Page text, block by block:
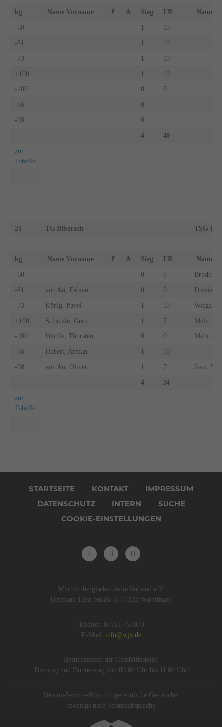
kg Name Vorname F A Sieg UB Name
-60 1 10
-81 1 10
-73 1 10
+100 1 10
-100 0 0
-66 0
-90 0
4 40
zur
Tabelle
21 TG Biberach TSG
kg Name Vorname F A Sieg UB Name
-60 0 0 Brodocz,
-81 von Au, Fabian 0 0
-73 König, Pavel 1 10
+100 Schänzle, Gero 1 7 Meli,
-100 Wölfle, Thorsten 0 0
-66 Hubert, Arman 1 10
-90 von Au, Oliver 1 7 Jaax,
4 34
zur
Tabelle
überspringenSTARTSEITE KONTAKT
IMPRESSUM
DATENSCHUTZ
INTERN
SUCHE
COOKIE-EINSTELLUNGEN
Württembergischer Judo-Verband e.V.
Hermann-Hess-Straße 8, 71332 Waiblingen
Telefon: 07151 / 51973
E-Mail: info@wjv.de
Besuchszeiten der Geschäftsstelle:
Dienstag und Donnerstag von 09:00 Uhr bis 11:00 Uhr
Vereins-Service-Büro für persönliche Gespräche:
montags nach Terminabsprache